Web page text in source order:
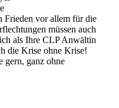
Frieden vor allem für die
müssen auch
als Ihre CLP Anwältin
die Krise ohne Krise!
gern, ganz ohne